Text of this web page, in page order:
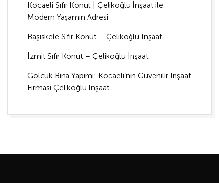
Kocaeli Sıfır Konut | Çelikoğlu İnşaat ile
Modern Yaşamın Adresi
Başiskele Sıfır Konut – Çelikoğlu İnşaat
İzmit Sıfır Konut – Çelikoğlu İnşaat
Gölcük Bina Yapımı: Kocaeli’nin Güvenilir İnşaat
Firması Çelikoğlu İnşaat